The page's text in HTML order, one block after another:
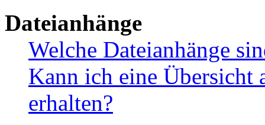
Dateianhänge
Welche Dateianhänge
Kann ich eine Übersicht
erhalten?